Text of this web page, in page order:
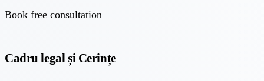
Book free consultation
Cadru legal și Cerințe